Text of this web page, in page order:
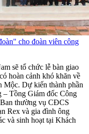
cho đoàn viên công
sẽ tổ chức lễ bàn giao
hoàn cảnh khó khăn về
Mộc. Dự kiến thành phần
– Tồng Giám đốc Công
thường vụ CĐCS
Rex và gia đình ông
và sinh hoạt tại Khách